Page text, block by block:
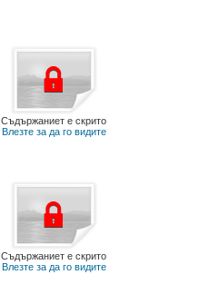
Съдържаниет е скрито
Влезте за да го видите
Съдържаниет е скрито
Влезте за да го видите